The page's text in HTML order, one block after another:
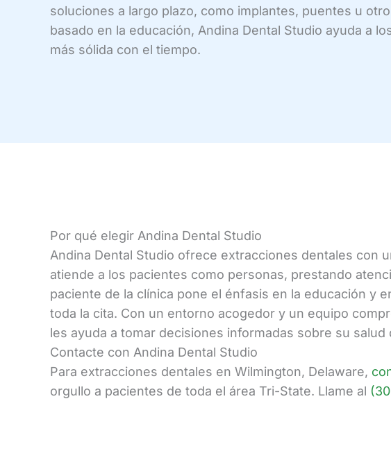
soluciones a largo plazo, como implantes, puentes u
basado en la educación, Andina Dental Studio ayuda a
más sólida con el tiempo.
Por qué elegir Andina Dental Studio
Andina Dental Studio ofrece extracciones dentales con
atiende a los pacientes como personas, prestando
paciente de la clínica pone el énfasis en la educación y
toda la cita. Con un entorno acogedor y un equipo
les ayuda a tomar decisiones informadas sobre su salud
Contacte con Andina Dental Studio
Para extracciones dentales en Wilmington, Delaware,
orgullo a pacientes de toda el área Tri-State. Llame al